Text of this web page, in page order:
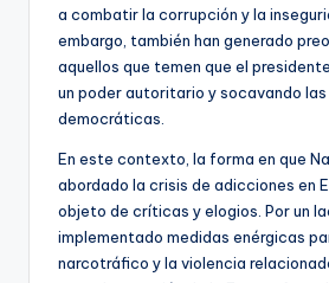
a combatir la corrupción y la
embargo, también han generado
aquellos que temen que el
un poder autoritario y socavando
democráticas.
En este contexto, la forma en que
abordado la crisis de adicciones en
objeto de críticas y elogios. Por un
implementado medidas enérgicas
narcotráfico y la violencia